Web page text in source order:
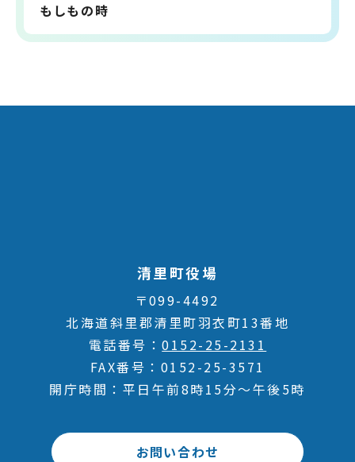
もしもの時
清里町役場
〒099-4492
北海道斜里郡清里町羽衣町13番地
電話番号
0152-25-2131
FAX番号
0152-25-3571
開庁時間
平日午前8時15分～午後5時
お問い合わせ